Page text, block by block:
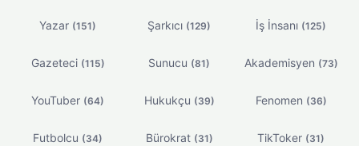
Yazar (151) Şarkıcı (129) İş İnsanı (125)
Gazeteci (115) Sunucu (81) Akademisyen (73)
YouTuber (64) Hukukçu (39) Fenomen (36)
Futbolcu (34) Bürokrat (31) TikToker (31)